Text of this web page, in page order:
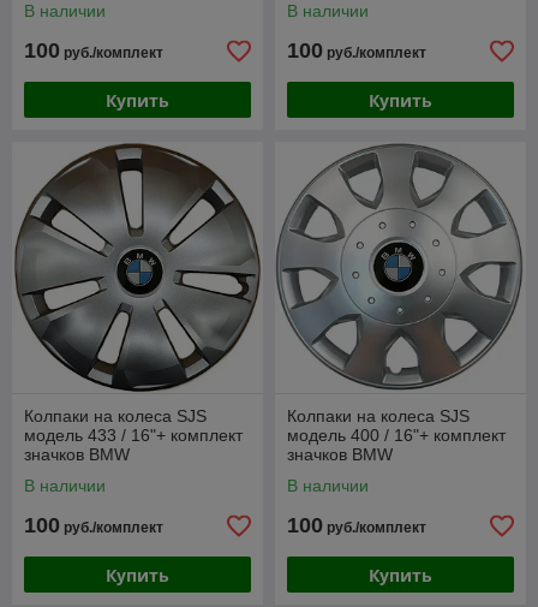
В наличии
100 руб./комплект
Купить
В наличии
100 руб./комплект
Купить
Колпаки на колеса SJS
модель 433 / 16"+ комплект
значков BMW
В наличии
100 руб./комплект
Купить
Колпаки на колеса SJS
модель 400 / 16"+ комплект
значков BMW
В наличии
100 руб./комплект
Купить